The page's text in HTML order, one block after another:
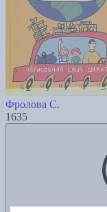
Фролова С.
1635